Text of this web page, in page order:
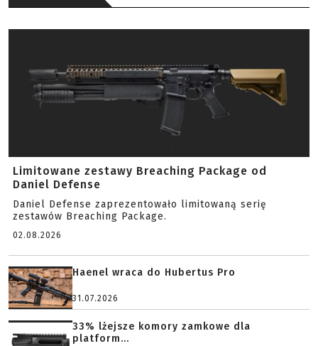
Limitowane zestawy Breaching Package od
Daniel Defense
Daniel Defense zaprezentowało limitowaną serię
zestawów Breaching Package.
02.08.2026
Haenel wraca do Hubertus Pro
31.07.2026
33% lżejsze komory zamkowe dla
platform...